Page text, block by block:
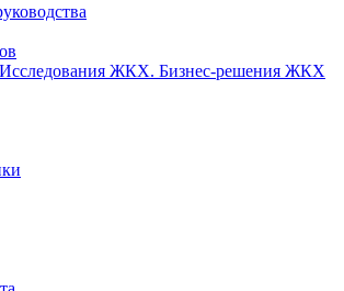
Исследования ЖКХ. Бизнес-решения ЖКХ